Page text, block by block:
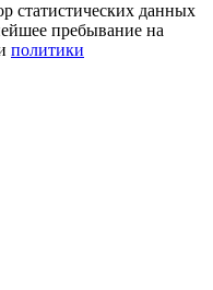
статистических данных
пребывание на
политики